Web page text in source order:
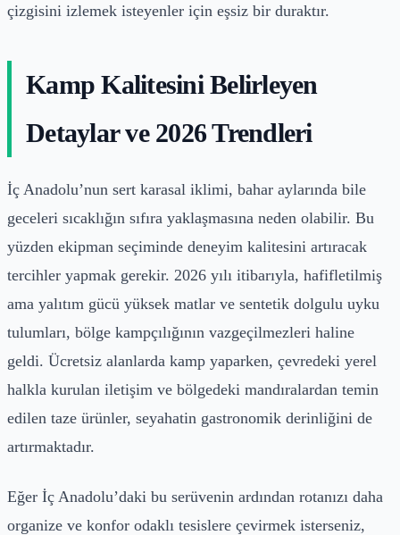
çizgisini izlemek isteyenler için eşsiz bir duraktır.
Kamp Kalitesini Belirleyen
Detaylar ve 2026 Trendleri
İç Anadolu’nun sert karasal iklimi, bahar aylarında bile
geceleri sıcaklığın sıfıra yaklaşmasına neden olabilir. Bu
yüzden ekipman seçiminde deneyim kalitesini artıracak
tercihler yapmak gerekir. 2026 yılı itibarıyla, hafifletilmiş
ama yalıtım gücü yüksek matlar ve sentetik dolgulu uyku
tulumları, bölge kampçılığının vazgeçilmezleri haline
geldi. Ücretsiz alanlarda kamp yaparken, çevredeki yerel
halkla kurulan iletişim ve bölgedeki mandıralardan temin
edilen taze ürünler, seyahatin gastronomik derinliğini de
artırmaktadır.
Eğer İç Anadolu’daki bu serüvenin ardından rotanızı daha
organize ve konfor odaklı tesislere çevirmek isterseniz,